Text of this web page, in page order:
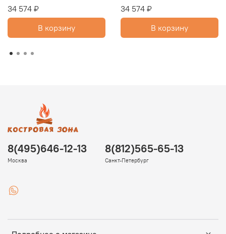
34 574 ₽
В корзину
34 574 ₽
В корзину
8(495)646-12-13
Москва
8(812)565-65-13
Санкт-Петербург